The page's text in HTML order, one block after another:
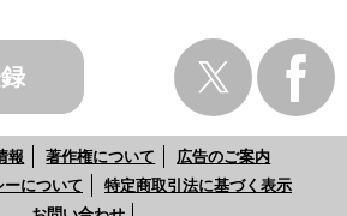
報 著作権について
広告のご案内
ーについて
特定商取引法に基づく表示